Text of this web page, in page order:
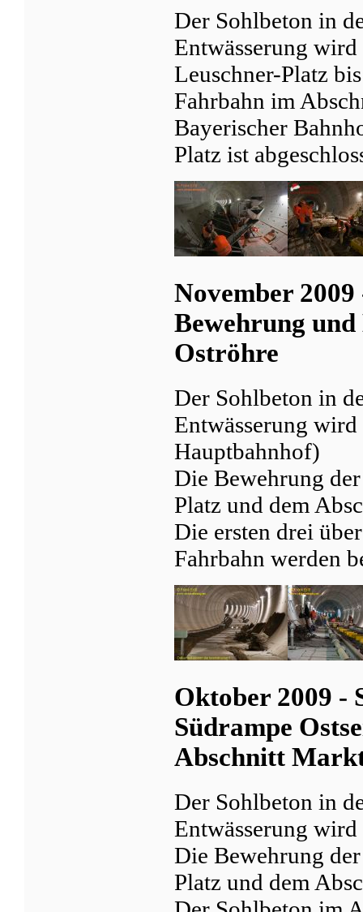
Der Sohlbeton in
Entwässerung
Leuschner-Platz
Fahrbahn im
Bayerischer
Platz ist
November
Bewehrung und
Oströhre
Der Sohlbeton in
Entwässerung
Hauptbahnhof)
Die Bewehrung
Platz und dem
Die ersten drei
Fahrbahn werden
Oktober 2009 -
Südrampe
Abschnitt
Der Sohlbeton in
Entwässerung wird
Die Bewehrung
Platz und dem